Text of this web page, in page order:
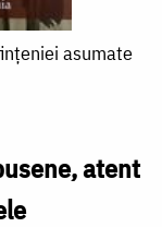
asumate
atent